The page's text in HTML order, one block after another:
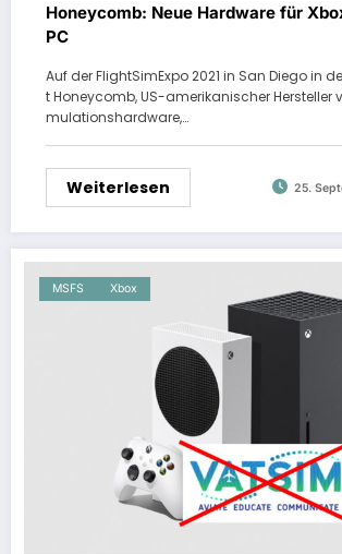
Honeycomb: Neue Hardware für
PC
Auf der FlightSimExpo 2021 in San Diego in
t Honeycomb, US-amerikanischer Hersteller
mulationshardware,…
Weiterlesen 25.
MSFS Xbox